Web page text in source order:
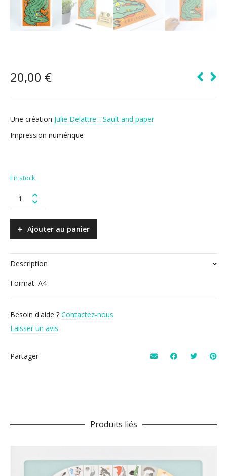
20,00 €
Une création Julie Delattre - Sault and paper
Impression numérique
En stock
Crococool
quantity
Ajouter au panier
Description
Format: A4
Besoin d'aide ? Contactez-nous
Laisser un avis
Partager
Produits liés